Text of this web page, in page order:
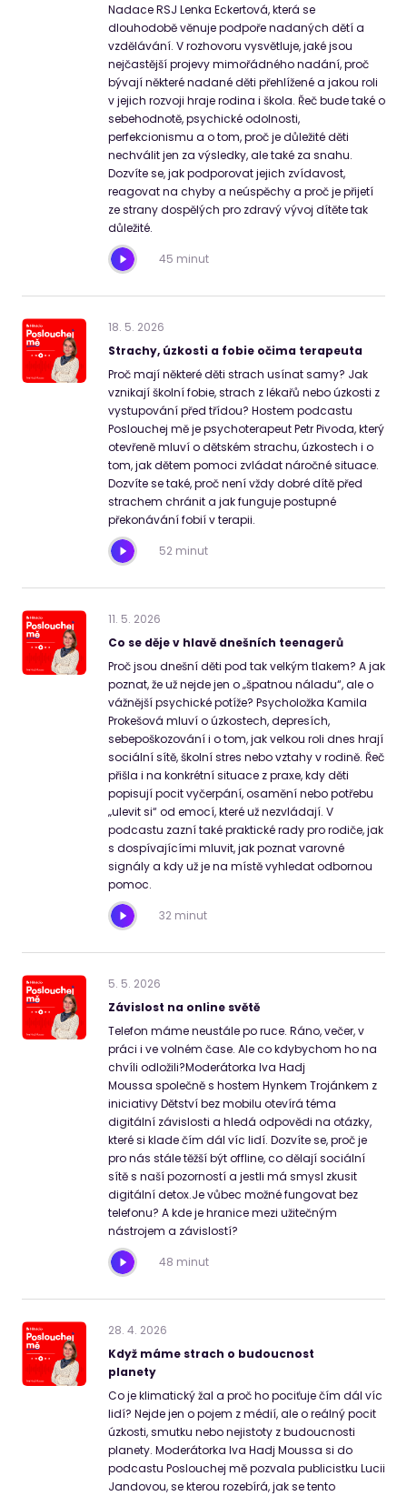
Nadace RSJ Lenka Eckertová, která se
dlouhodobě věnuje podpoře nadaných dětí a
vzdělávání. V rozhovoru vysvětluje, jaké jsou
nejčastější projevy mimořádného nadání, proč
bývají některé nadané děti přehlížené a jakou roli
v jejich rozvoji hraje rodina i škola. Řeč bude také o
sebehodnotě, psychické odolnosti,
perfekcionismu a o tom, proč je důležité děti
nechválit jen za výsledky, ale také za snahu.
Dozvíte se, jak podporovat jejich zvídavost,
reagovat na chyby a neúspěchy a proč je přijetí
ze strany dospělých pro zdravý vývoj dítěte tak
důležité.
45 minut
18. 5. 2026
Strachy, úzkosti a fobie očima terapeuta
Proč mají některé děti strach usínat samy? Jak
vznikají školní fobie, strach z lékařů nebo úzkosti z
vystupování před třídou? Hostem podcastu
Poslouchej mě je psychoterapeut Petr Pivoda, který
otevřeně mluví o dětském strachu, úzkostech i o
tom, jak dětem pomoci zvládat náročné situace.
Dozvíte se také, proč není vždy dobré dítě před
strachem chránit a jak funguje postupné
překonávání fobií v terapii.
52 minut
11. 5. 2026
Co se děje v hlavě dnešních teenagerů
Proč jsou dnešní děti pod tak velkým tlakem? A jak
poznat, že už nejde jen o „špatnou náladu“, ale o
vážnější psychické potíže? Psycholožka Kamila
Prokešová mluví o úzkostech, depresích,
sebepoškozování i o tom, jak velkou roli dnes hrají
sociální sítě, školní stres nebo vztahy v rodině. Řeč
přišla i na konkrétní situace z praxe, kdy děti
popisují pocit vyčerpání, osamění nebo potřebu
„ulevit si“ od emocí, které už nezvládají. V
podcastu zazní také praktické rady pro rodiče, jak
s dospívajícími mluvit, jak poznat varovné
signály a kdy už je na místě vyhledat odbornou
pomoc.
32 minut
5. 5. 2026
Závislost na online světě
Telefon máme neustále po ruce. Ráno, večer, v
práci i ve volném čase. Ale co kdybychom ho na
chvíli odložili?Moderátorka Iva Hadj
Moussa společně s hostem Hynkem Trojánkem z
iniciativy Dětství bez mobilu otevírá téma
digitální závislosti a hledá odpovědi na otázky,
které si klade čím dál víc lidí. Dozvíte se, proč je
pro nás stále těžší být offline, co dělají sociální
sítě s naší pozorností a jestli má smysl zkusit
digitální detox.Je vůbec možné fungovat bez
telefonu? A kde je hranice mezi užitečným
nástrojem a závislostí?
48 minut
28. 4. 2026
Když máme strach o budoucnost
planety
Co je klimatický žal a proč ho pociťuje čím dál víc
lidí? Nejde jen o pojem z médií, ale o reálný pocit
úzkosti, smutku nebo nejistoty z budoucnosti
planety. Moderátorka Iva Hadj Moussa si do
podcastu Poslouchej mě pozvala publicistku Lucii
Jandovou, se kterou rozebírá, jak se tento